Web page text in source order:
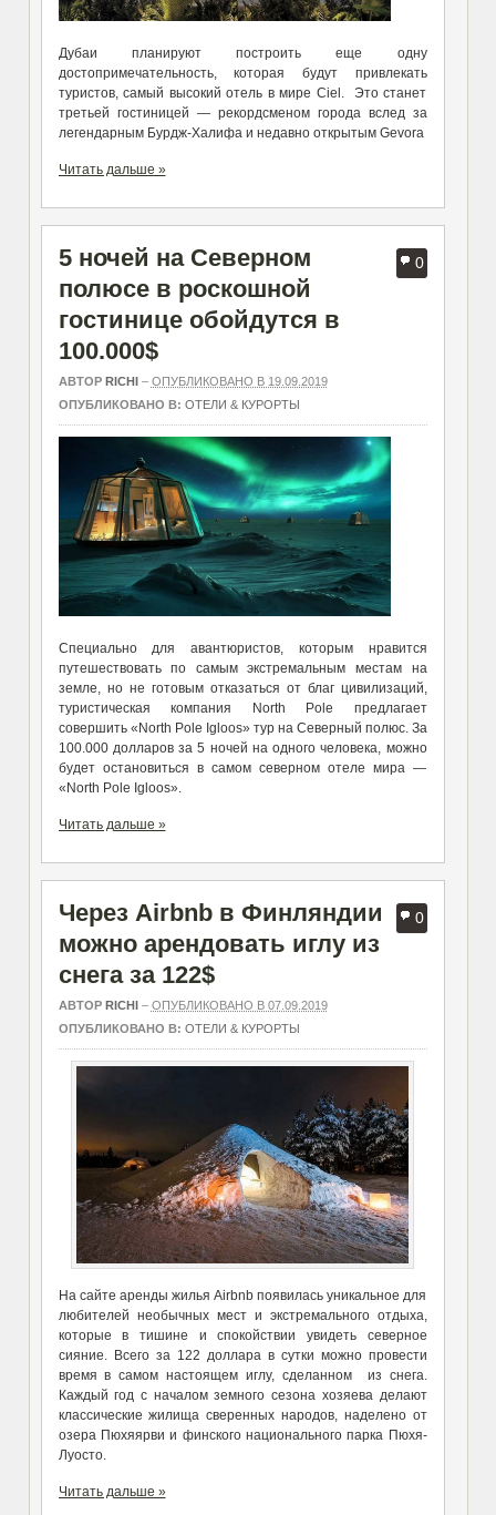
Дубаи планируют построить еще одну
достопримечательность, которая будут привлекать
туристов, самый высокий отель в мире Ciel. Это станет
третьей гостиницей — рекордсменом города вслед за
легендарным Бурдж-Халифа и недавно открытым Gevora
Читать дальше »
0
5 ночей на Северном
полюсе в роскошной
гостинице обойдутся в
100.000$
АВТОР RICHI – ОПУБЛИКОВАНО В 19.09.2019
ОПУБЛИКОВАНО В: ОТЕЛИ & КУРОРТЫ
Специально для авантюристов, которым нравится
путешествовать по самым экстремальным местам на
земле, но не готовым отказаться от благ цивилизаций,
туристическая компания North Pole предлагает
совершить «North Pole Igloos» тур на Северный полюс. За
100.000 долларов за 5 ночей на одного человека, можно
будет остановиться в самом северном отеле мира —
«North Pole Igloos».
Читать дальше »
0
Через Airbnb в Финляндии
можно арендовать иглу из
снега за 122$
АВТОР RICHI – ОПУБЛИКОВАНО В 07.09.2019
ОПУБЛИКОВАНО В: ОТЕЛИ & КУРОРТЫ
На сайте аренды жилья Airbnb появилась уникальное для
любителей необычных мест и экстремального отдыха,
которые в тишине и спокойствии увидеть северное
сияние. Всего за 122 доллара в сутки можно провести
время в самом настоящем иглу, сделанном из снега.
Каждый год с началом земного сезона хозяева делают
классические жилища сверенных народов, наделено от
озера Пюхяярви и финского национального парка Пюхя-
Луосто.
Читать дальше »